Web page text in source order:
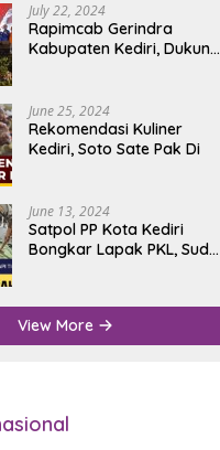
July 22, 2024
Rapimcab Gerindra
Kabupaten Kediri, Dukung
June 25, 2024
Rekomendasi Kuliner
Kediri, Soto Sate Pak Di
June 13, 2024
Satpol PP Kota Kediri
Bongkar Lapak PKL, Sudah
View More